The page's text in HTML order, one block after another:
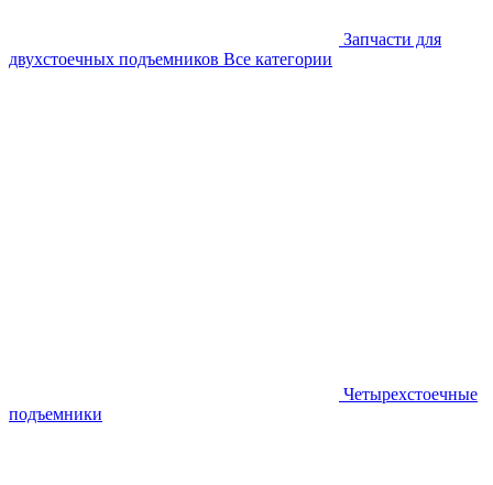
Запчасти для
двухстоечных подъемников Все категории
Четырехстоечные
подъемники